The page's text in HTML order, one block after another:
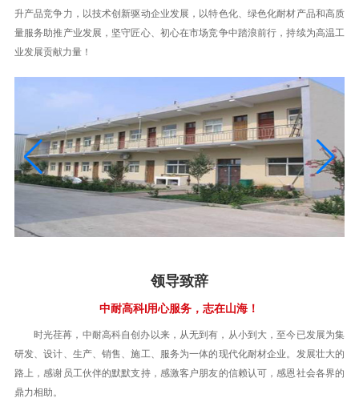
升产品竞争力，以技术创新驱动企业发展，以特色化、绿色化耐材产品和高质
量服务助推产业发展，坚守匠心、初心在市场竞争中踏浪前行，持续为高温工
业发展贡献力量！
领导致辞
中耐高科|用心服务，志在山海！
时光荏苒，中耐高科自创办以来，从无到有，从小到大，至今已发展为集
研发、设计、生产、销售、施工、服务为一体的现代化耐材企业。发展壮大的
路上，感谢员工伙伴的默默支持，感激客户朋友的信赖认可，感恩社会各界的
鼎力相助。